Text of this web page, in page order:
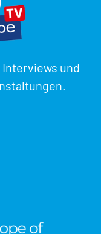
und